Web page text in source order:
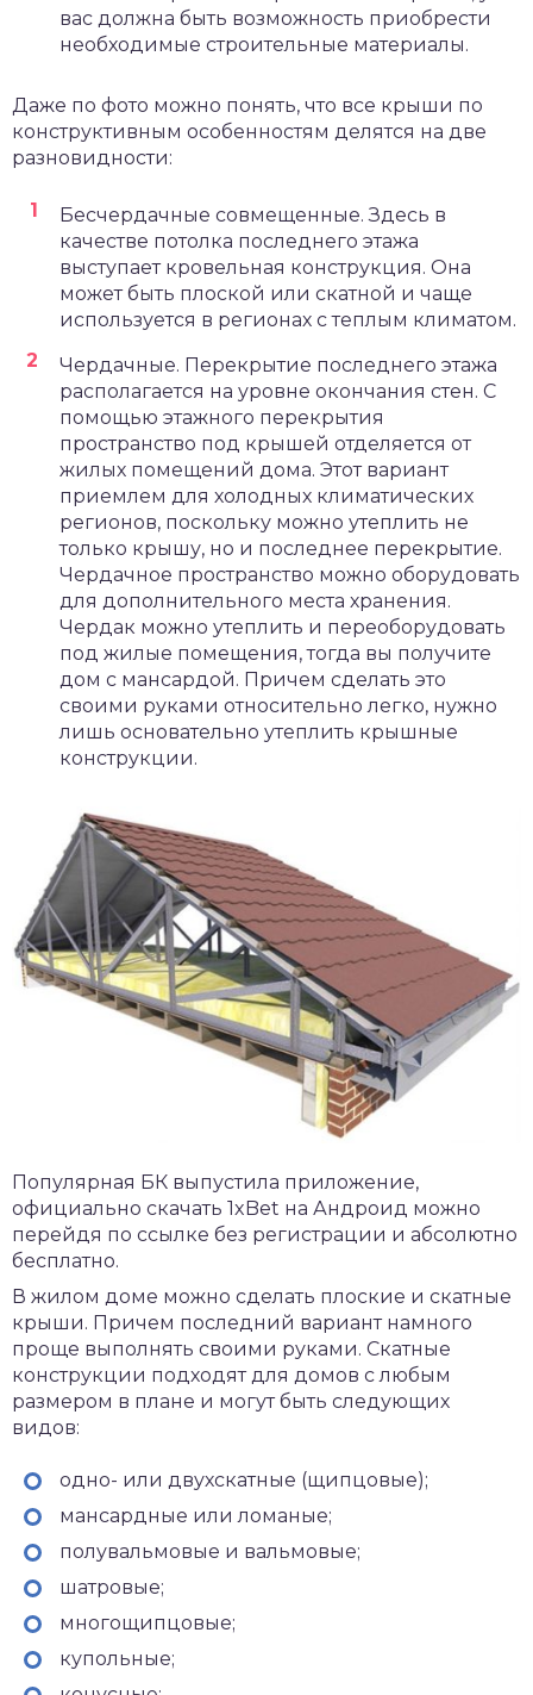
вас должна быть возможность приобрести
необходимые строительные материалы.
Даже по фото можно понять, что все крыши по
конструктивным особенностям делятся на две
разновидности:
Бесчердачные совмещенные. Здесь в
качестве потолка последнего этажа
выступает кровельная конструкция. Она
может быть плоской или скатной и чаще
используется в регионах с теплым климатом.
Чердачные. Перекрытие последнего этажа
располагается на уровне окончания стен. С
помощью этажного перекрытия
пространство под крышей отделяется от
жилых помещений дома. Этот вариант
приемлем для холодных климатических
регионов, поскольку можно утеплить не
только крышу, но и последнее перекрытие.
Чердачное пространство можно оборудовать
для дополнительного места хранения.
Чердак можно утеплить и переоборудовать
под жилые помещения, тогда вы получите
дом с мансардой. Причем сделать это
своими руками относительно легко, нужно
лишь основательно утеплить крышные
конструкции.
Популярная БК выпустила приложение,
официально скачать 1xBet на Андроид можно
перейдя по ссылке без регистрации и абсолютно
бесплатно.
В жилом доме можно сделать плоские и скатные
крыши. Причем последний вариант намного
проще выполнять своими руками. Скатные
конструкции подходят для домов с любым
размером в плане и могут быть следующих
видов:
одно- или двухскатные (щипцовые);
мансардные или ломаные;
полувальмовые и вальмовые;
шатровые;
многощипцовые;
купольные;